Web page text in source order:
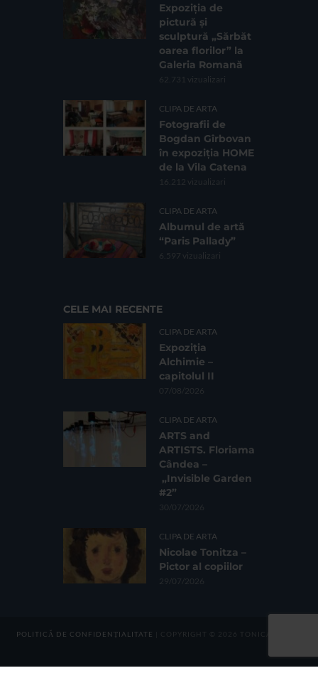
Expoziția de
pictură și
sculptură „Sărbăt
oarea florilor” la
Galeria Romană
62.731 vizualizari
CLIPA DE ARTA
Fotografii de
Bogdan Gîrbovan
în expoziția HOME
de la Vila Catena
16.212 vizualizari
CLIPA DE ARTA
Albumul de artă
“Paris Pallady”
6.597 vizualizari
CELE MAI RECENTE
CLIPA DE ARTA
Expoziția
Alchimie –
capitolul II
07/08/2026
CLIPA DE ARTA
ARTS and
ARTISTS. Floriama
Cândea –
„Invisible Garden
#2”
30/07/2026
CLIPA DE ARTA
Nicolae Tonitza –
Pictor al copiilor
29/07/2026
POLITICĂ DE CONFIDENȚIALITATE | COPYRIGHT © 2026 TONICA GROUP